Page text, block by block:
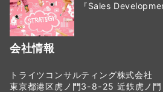
『Sales
会社情報
トライツコンサルティング株式会社
東京都港区虎ノ門3-8-25 近鉄虎ノ門